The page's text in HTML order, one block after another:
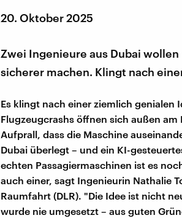
20. Oktober 2025
Zwei Ingenieure aus Dubai
sicherer machen. Klingt nach
Es klingt nach einer ziemlich genialen
Flugzeugcrashs öffnen sich außen
Aufprall, dass die Maschine
Dubai überlegt – und ein KI-
echten Passagiermaschinen ist es
auch einer, sagt Ingenieurin Nathalie
Raumfahrt (DLR). "Die Idee ist nicht
wurde nie umgesetzt – aus guten